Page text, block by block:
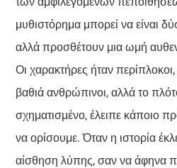
μυθιστόρημα μπορεί να είναι
αλλά προσθέτουν μια ωμή
Οι χαρακτήρες ήταν
βαθιά ανθρώπινοι, αλλά το
σχηματισμένο, έλειπε κάποιο
να ορίσουμε. Όταν η ιστορία
αίσθηση λύπης, σαν να άφηνα